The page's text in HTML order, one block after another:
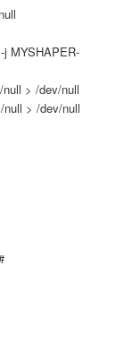
j MYSHAPER-
> /dev/null
null > /dev/null